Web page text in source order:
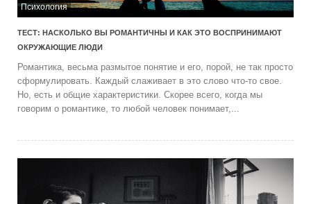
Психология
ТЕСТ: НАСКОЛЬКО ВЫ РОМАНТИЧНЫ И КАК ЭТО ВОСПРИНИМАЮТ
ОКРУЖАЮЩИЕ ЛЮДИ
Романтика, весьма размытое понятие и его, порой, не так просто
сформулировать. Каждый слаживает в это слово что-то свое.
Но, есть и общие характеристики. Скорее всего, когда мы
говорим о романтике, то любой человек понимает,...